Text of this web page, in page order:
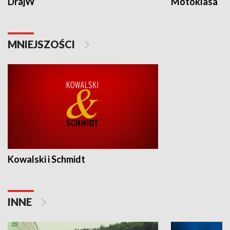
MNIEJSZOŚCI
Kowalski i Schmidt
INNE